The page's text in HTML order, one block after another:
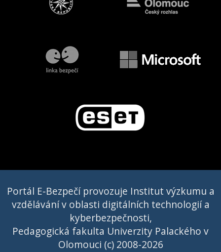
Portál E-Bezpečí provozuje Institut výzkumu a
vzdělávání v oblasti digitálních technologií a
kyberbezpečnosti,
Pedagogická fakulta Univerzity Palackého v
Olomouci (c) 2008-2026